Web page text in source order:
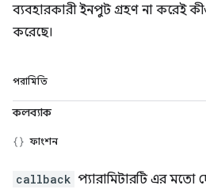
ব্যবহারকারী ইনপুট গ্রহণ না করেই
করেছে।
পরামিতি
কলব্যাক
ফাংশন
callback প্যারামিটারটি এর মতো